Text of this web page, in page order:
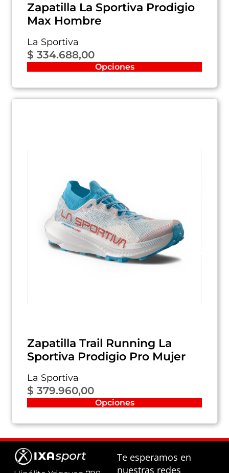
Zapatilla La Sportiva Prodigio
Max Hombre
La Sportiva
$ 334.688,00
Opciones
Zapatilla Trail Running La
Sportiva Prodigio Pro Mujer
La Sportiva
$ 379.960,00
Opciones
Te esperamos en
nuestras redes